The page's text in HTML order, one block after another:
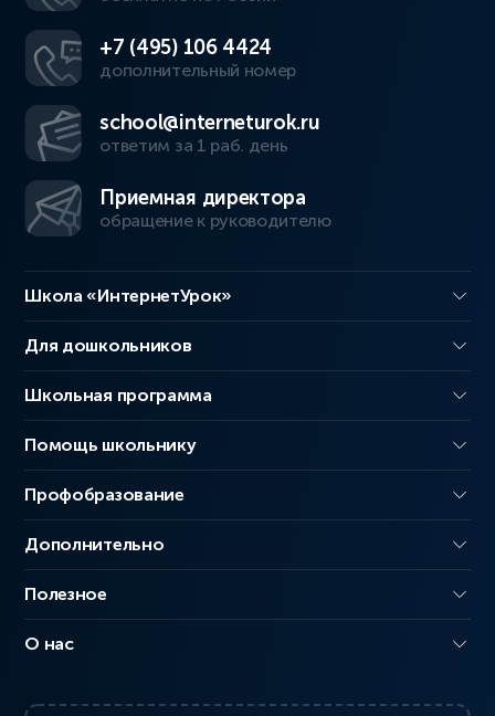
+7 (495) 106 4424
дополнительный номер
school@interneturok.ru
ответим за 1 раб. день
Приемная директора
обращение к руководителю
Школа «ИнтернетУрок»
Для дошкольников
Школьная программа
Помощь школьнику
Профобразование
Дополнительно
Полезное
О нас